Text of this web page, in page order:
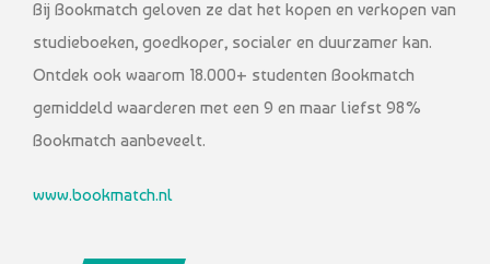
Bij Bookmatch geloven ze dat het kopen en verkopen van
studieboeken, goedkoper, socialer en duurzamer kan.
Ontdek ook waarom 18.000+ studenten Bookmatch
gemiddeld waarderen met een 9 en maar liefst 98%
Bookmatch aanbeveelt.
www.bookmatch.nl